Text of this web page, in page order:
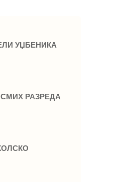
УЏБЕНИКА
РАЗРЕДА